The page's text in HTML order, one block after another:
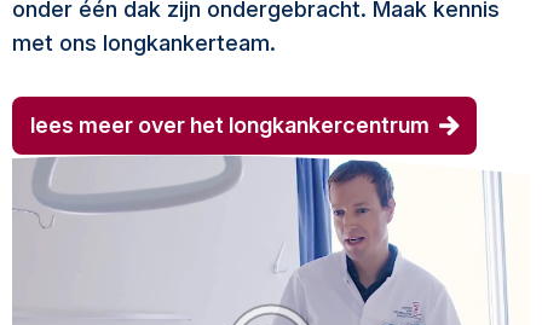
onder één dak zijn ondergebracht. Maak kennis
met ons longkankerteam.
lees meer over het longkankercentrum